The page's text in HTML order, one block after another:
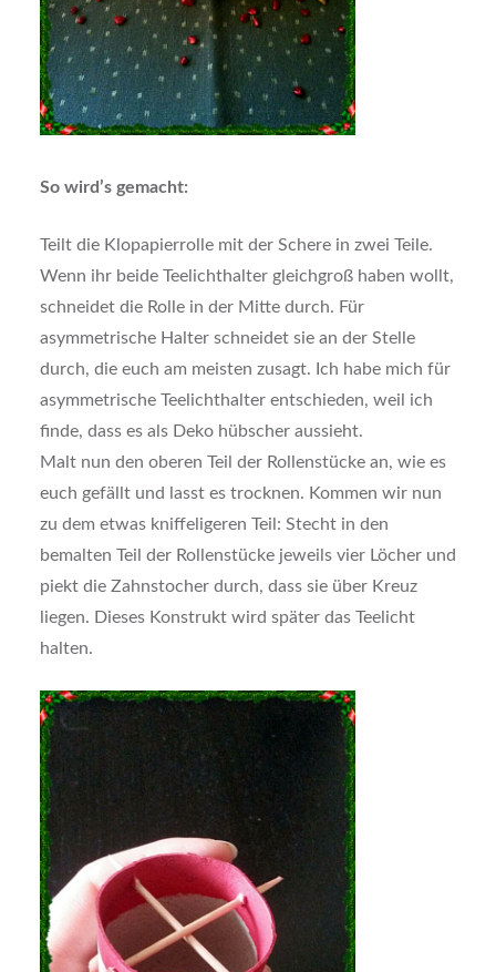
So wird’s gemacht:
Teilt die Klopapierrolle mit der Schere in zwei Teile.
Wenn ihr beide Teelichthalter gleichgroß haben wollt,
schneidet die Rolle in der Mitte durch. Für
asymmetrische Halter schneidet sie an der Stelle
durch, die euch am meisten zusagt. Ich habe mich für
asymmetrische Teelichthalter entschieden, weil ich
finde, dass es als Deko hübscher aussieht.
Malt nun den oberen Teil der Rollenstücke an, wie es
euch gefällt und lasst es trocknen. Kommen wir nun
zu dem etwas kniffeligeren Teil: Stecht in den
bemalten Teil der Rollenstücke jeweils vier Löcher und
piekt die Zahnstocher durch, dass sie über Kreuz
liegen. Dieses Konstrukt wird später das Teelicht
halten.